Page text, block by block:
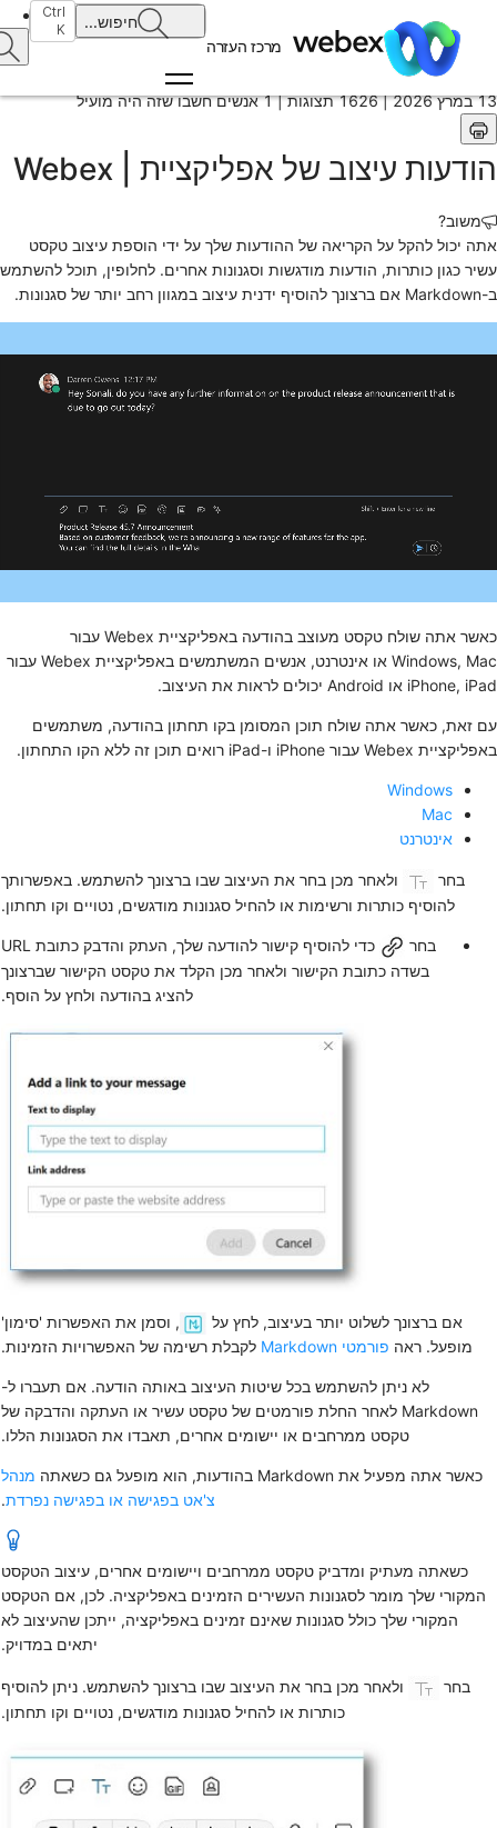
מרכז העזרה
חיפוש...
Ctrl
K
/
מאמר
13 במרץ 2026 | 1626 תצוגות | 1 אנשים חשבו שזה היה מועיל
הודעות עיצוב של אפליקציית | Webex
משוב?
אתה יכול להקל על הקריאה של ההודעות שלך על ידי הוספת עיצוב טקסט
עשיר כגון כותרות, הודעות מודגשות וסגנונות אחרים. לחלופין, תוכל להשתמש
ב-Markdown אם ברצונך להוסיף ידנית עיצוב במגוון רחב יותר של סגנונות.
כאשר אתה שולח טקסט מעוצב בהודעה באפליקציית Webex עבור
Windows, Mac או אינטרנט, אנשים המשתמשים באפליקציית Webex עבור
iPhone, iPad או Android יכולים לראות את העיצוב.
עם זאת, כאשר אתה שולח תוכן המסומן בקו תחתון בהודעה, משתמשים
באפליקציית Webex עבור iPhone ו-iPad רואים תוכן זה ללא הקו התחתון.
Windows
Mac
אינטרנט
בחר
ולאחר מכן בחר את העיצוב שבו ברצונך להשתמש. באפשרותך
להוסיף כותרות ורשימות או להחיל סגנונות מודגשים, נטויים וקו תחתון.
בחר
כדי להוסיף קישור להודעה שלך, העתק והדבק כתובת URL
בשדה כתובת הקישור ולאחר מכן הקלד את טקסט הקישור שברצונך
להציג בהודעה ולחץ על הוסף.
אם ברצונך לשלוט יותר בעיצוב, לחץ על , וסמן את האפשרות 'סימון'
מופעל. ראה פורמטי Markdown לקבלת רשימה של האפשרויות הזמינות.
לא ניתן להשתמש בכל שיטות העיצוב באותה הודעה. אם תעברו ל-
Markdown לאחר החלת פורמטים של טקסט עשיר או העתקה והדבקה של
טקסט ממרחבים או יישומים אחרים, תאבדו את הסגנונות הללו.
כאשר אתה מפעיל את Markdown בהודעות, הוא מופעל גם כשאתה
מנהל
צ'אט בפגישה או בפגישה נפרדת.
כשאתה מעתיק ומדביק טקסט ממרחבים ויישומים אחרים, עיצוב הטקסט
המקורי שלך מומר לסגנונות העשירים הזמינים באפליקציה. לכן, אם הטקסט
המקורי שלך כולל סגנונות שאינם זמינים באפליקציה, ייתכן שהעיצוב לא
יתאים במדויק.
בחר
ולאחר מכן בחר את העיצוב שבו ברצונך להשתמש. ניתן להוסיף
כותרות או להחיל סגנונות מודגשים, נטויים וקו תחתון.